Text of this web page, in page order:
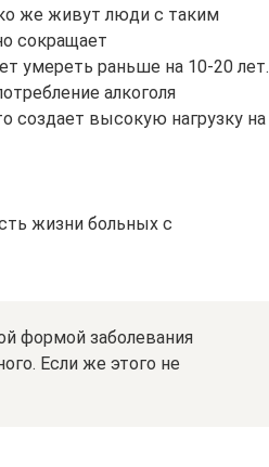
же живут люди с таким
сокращает
умереть раньше на 10-20 лет.
алкоголя
создает высокую нагрузку на
жизни больных с
формой заболевания
Если же этого не